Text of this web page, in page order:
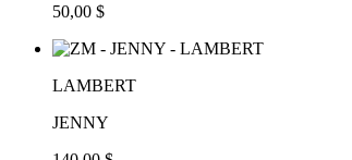
50,00 $
LAMBERT
JENNY